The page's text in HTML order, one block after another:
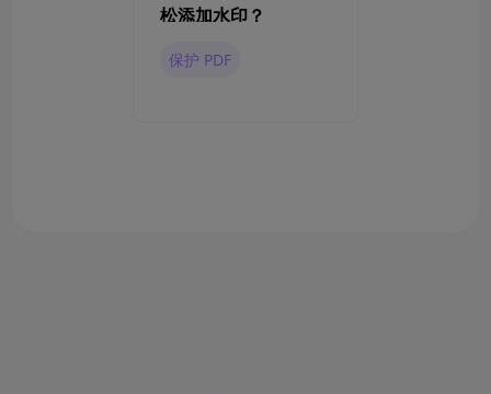
松添加水印？
保护 PDF